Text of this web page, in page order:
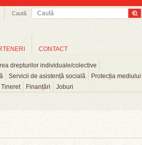
Caută
drepturilor individuale/colective
Servicii de asistență socială
Protecția mediului
Tineret Finanțări Joburi
CONTACT